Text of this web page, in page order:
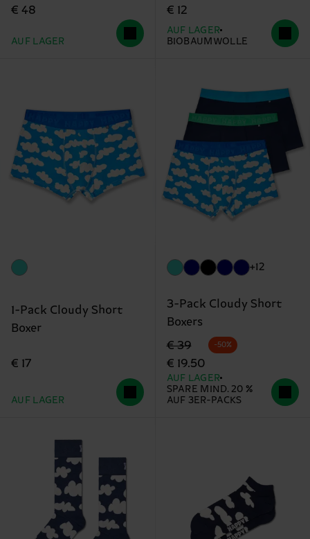
€ 48
AUF LAGER
€ 12
AUF LAGER
BIOBAUMWOLLE
1-Pack Cloudy Short
Boxer
€ 17
AUF LAGER
+12
3-Pack Cloudy Short
Boxers
Originalpreis
€ 39
Reduzierter Preis
€ 19.50
-50%
AUF LAGER
SPARE MIND. 20 %
AUF 3ER-PACKS